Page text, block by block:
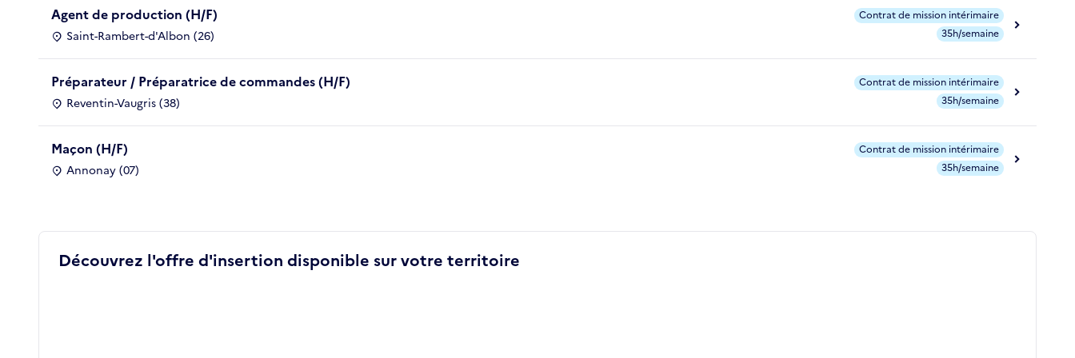
Agent de production (H/F)
Saint-Rambert-d'Albon (26)
Contrat de mission intérimaire
35h/semaine
Préparateur / Préparatrice de commandes (H/F)
Reventin-Vaugris (38)
Contrat de mission intérimaire
35h/semaine
Maçon (H/F)
Annonay (07)
Contrat de mission intérimaire
35h/semaine
Découvrez l'offre d'insertion disponible sur votre territoire